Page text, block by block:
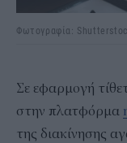
Φωτογραφία:
Σε εφαρμογή
στην πλατφόρμα
της διακίνησης